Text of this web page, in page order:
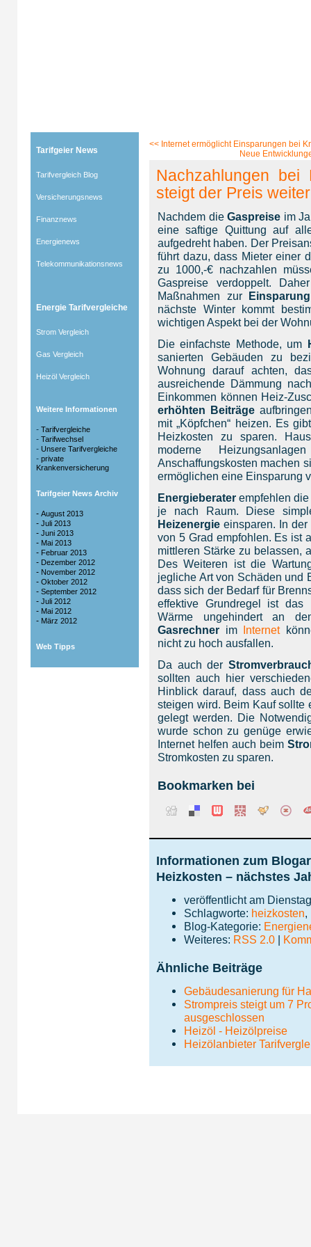
Tarifgeier News
Tarifvergleich Blog
Versicherungsnews
Finanznews
Energienews
Telekommunikationsnews
Energie Tarifvergleiche
Strom Vergleich
Gas Vergleich
Heizöl Vergleich
Weitere Informationen
- Tarifvergleiche
- Tarifwechsel
- Unsere Tarifvergleiche
- private
Krankenversicherung
Tarifgeier News Archiv
- August 2013
- Juli 2013
- Juni 2013
- Mai 2013
- Februar 2013
- Dezember 2012
- November 2012
- Oktober 2012
- September 2012
- Juli 2012
- Mai 2012
- März 2012
Web Tipps
<< Internet ermöglicht Einsparungen bei
Neue
Nachzahlungen
steigt der Preis weiter
Nachdem die Gaspreise im
eine saftige Quittung auf
aufgedreht haben. Der
führt dazu, dass Mieter einer
zu 1000,-€ nachzahlen
Gaspreise verdoppelt.
Maßnahmen zur
nächste Winter kommt
wichtigen Aspekt bei der
Die einfachste Methode, um
sanierten Gebäuden zu
Wohnung darauf achten,
ausreichende Dämmung
Einkommen können Heiz-
erhöhten Beiträge
mit „Köpfchen“ heizen. Es
Heizkosten zu sparen.
moderne
Anschaffungskosten machen
ermöglichen eine Einsparung
Energieberaterempfehlen
je nach Raum. Diese
Heizenergie einsparen. In
von 5 Grad empfohlen. Es ist
mittleren Stärke zu belassen,
Des Weiteren ist die
jegliche Art von Schäden und
dass sich der Bedarf für
effektive Grundregel ist das
Wärme ungehindert an
Gasrechner im Internet
nicht zu hoch ausfallen.
Da auch der
sollten auch hier
Hinblick darauf, dass auch
steigen wird. Beim Kauf sollte
gelegt werden. Die
wurde schon zu genüge
Internet helfen auch beim
Stromkosten zu sparen.
Bookmarken bei
Informationen zum
Heizkosten – nächstes
veröffentlicht am
Schlagworte: heizkosten,
Blog-Kategorie:
Weiteres: RSS 2.0 |
Ähnliche Beiträge
Gebäudesanierung für
Strompreis steigt um 7
ausgeschlossen
Heizöl - Heizölpreise
Heizölanbieter